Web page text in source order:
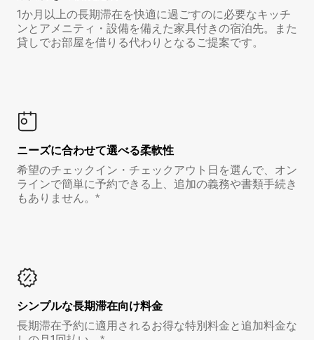
1か月以上の長期滞在を快適に過ごすのに必要なキッチ
ンとアメニティ・設備を備えた家具付きの宿泊先。また
貸しでお部屋を借りる代わりとなるご提案です。
ニーズに合わせて選べる柔軟性
希望のチェックイン・チェックアウト日を選んで、オン
ラインで簡単に予約できる上、追加の義務や書類手続き
もありません。*
シンプルな長期滞在向け料金
長期滞在予約に適用されるお得な特別料金と追加料金な